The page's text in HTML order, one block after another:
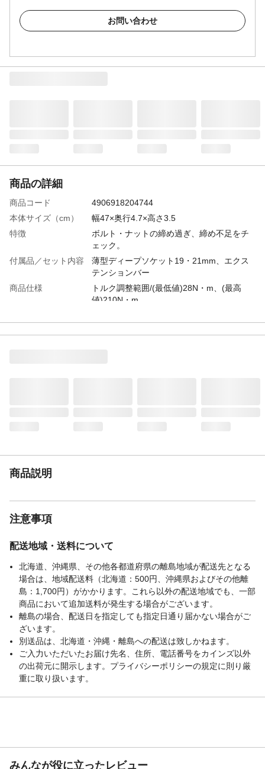
お問い合わせ
商品の詳細
商品コード
4906918204744
本体サイズ（cm）
幅47×奥行4.7×高さ3.5
特徴
ボルト・ナットの締め過ぎ、締め不足をチ
ェック。
付属品／セット内容
薄型ディープソケット19・21mm、エクス
テンションバー
商品仕様
トルク調整範囲/(最低値)28N・m、(最高
値)210N・m
商品説明
注意事項
配送地域・送料について
北海道、沖縄県、その他各都道府県の離島地域が配送先となる
場合は、地域配送料（北海道：500円、沖縄県およびその他離
島：1,700円）がかかります。これら以外の配送地域でも、一部
商品において追加送料が発生する場合がございます。
離島の場合、配送日を指定しても指定日通り届かない場合がご
ざいます。
別送品は、北海道・沖縄・離島への配送は致しかねます。
ご入力いただいたお届け先名、住所、電話番号をカインズ以外
の出荷元に開示します。プライバシーポリシーの規定に則り厳
重に取り扱います。
みんなが役に立ったレビュー